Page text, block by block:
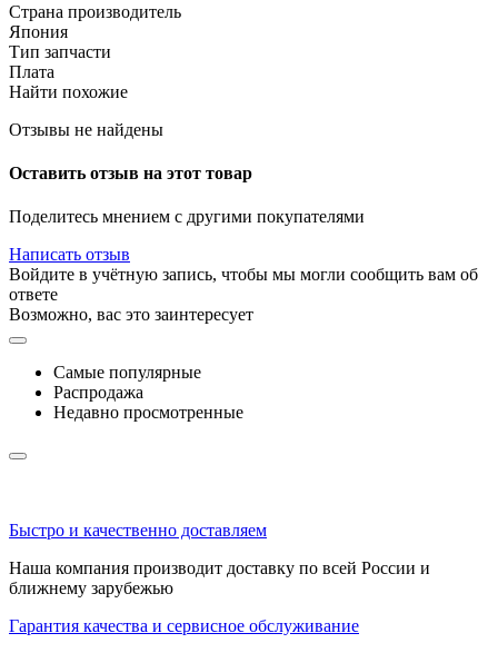
Страна производитель
Япония
Тип запчасти
Плата
Найти похожие
Отзывы не найдены
Оставить отзыв на этот товар
Поделитесь мнением с другими покупателями
Написать отзыв
Войдите в учётную запись, чтобы мы могли сообщить вам об
ответе
Возможно, вас это заинтересует
Самые популярные
Распродажа
Недавно просмотренные
Быстро и качественно доставляем
Наша компания производит доставку по всей России и
ближнему зарубежью
Гарантия качества и сервисное обслуживание